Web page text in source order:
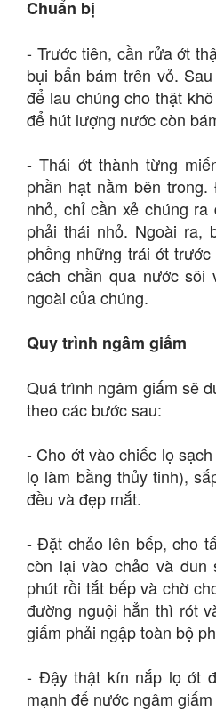
Chuẩn bị
- Trước tiên, cần rửa ớt
bụi bẩn bám trên vỏ.
để lau chúng cho thật
để hút lượng nước còn
- Thái ớt thành từng
phần hạt nằm bên
nhỏ, chỉ cần xẻ chúng
phải thái nhỏ. Ngoài ra,
phồng những trái ớt
cách chần qua nước
ngoài của chúng.
Quy trình ngâm giấm
Quá trình ngâm giấm sẽ
theo các bước sau:
- Cho ớt vào chiếc lọ
lọ làm bằng thủy tinh),
đều và đẹp mắt.
- Đặt chảo lên bếp, cho
còn lại vào chảo và đun
phút rồi tắt bếp và chờ
đường nguội hẳn thì rót
giấm phải ngập toàn bộ
- Đậy thật kín nắp lọ ớt
mạnh để nước ngâm